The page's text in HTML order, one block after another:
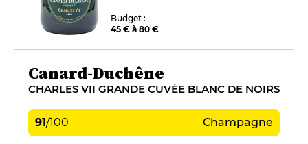
Budget :
45 € à 80 €
Canard-Duchêne
CHARLES VII GRANDE CUVÉE BLANC DE NOIRS
91/100 Champagne